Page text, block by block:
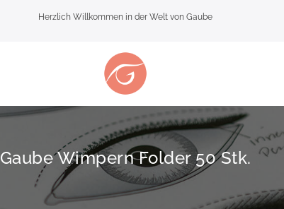
Herzlich Willkommen in der Welt von Gaube
Gaube Wimpern Folder 50 Stk.